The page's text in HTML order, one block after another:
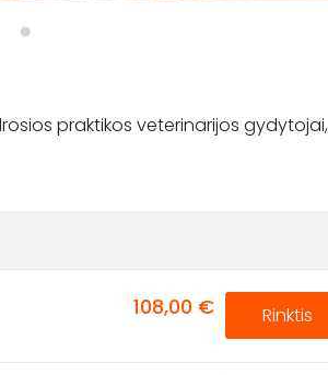
praktikos veterinarijos gydytojai,
108,00 € Rinktis